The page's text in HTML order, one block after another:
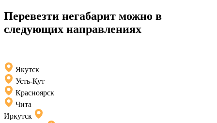
Перевезти негабарит можно в
следующих направлениях
Якутск
Усть-Кут
Красноярск
Чита
Иркутск